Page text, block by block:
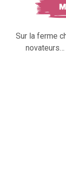
Sur la ferme